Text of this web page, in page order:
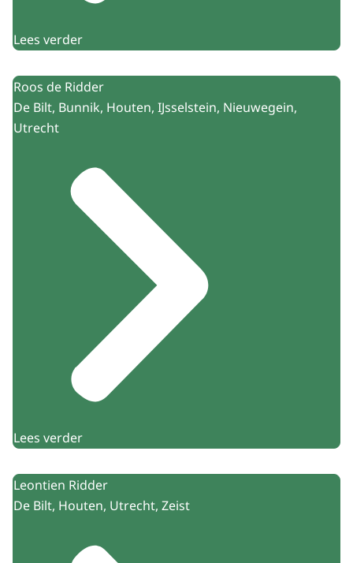
Lees verder
Roos de Ridder
De Bilt, Bunnik, Houten, IJsselstein, Nieuwegein,
Utrecht
Lees verder
Leontien Ridder
De Bilt, Houten, Utrecht, Zeist